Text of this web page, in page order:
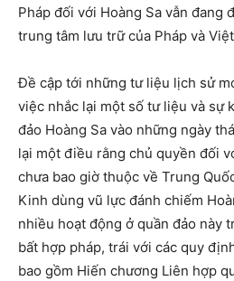
Pháp đối với Hoàng Sa vẫn đang
trung tâm lưu trữ của Pháp và
Đề cập tới những tư liệu lịch sử
việc nhắc lại một số tư liệu và sự
đảo Hoàng Sa vào những ngày
lại một điều rằng chủ quyền đối
chưa bao giờ thuộc về Trung
Kinh dùng vũ lực đánh chiếm
nhiều hoạt động ở quần đảo này
bất hợp pháp, trái với các quy
bao gồm Hiến chương Liên hợp